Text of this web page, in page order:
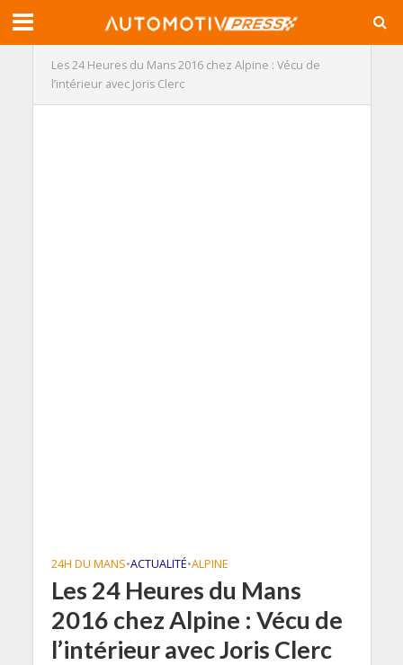
Les 24 Heures du Mans 2016 chez Alpine : Vécu de
l’intérieur avec Joris Clerc
24H DU MANS•ACTUALITÉ•ALPINE
Les 24 Heures du Mans
2016 chez Alpine : Vécu de
l’intérieur avec Joris Clerc